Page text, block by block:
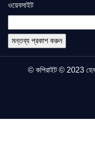
ওয়েবসাইট
© কপিরাইট © 2023